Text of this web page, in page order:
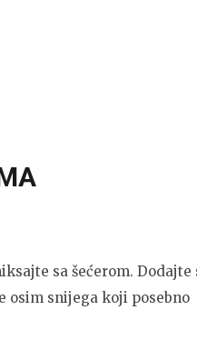
sa šećerom. Dodajte
osim snijega koji posebno